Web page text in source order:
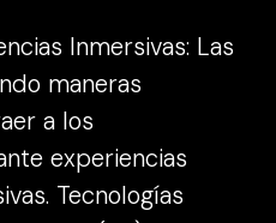
Inmersivas: Las
maneras
a los
experiencias
Tecnologías